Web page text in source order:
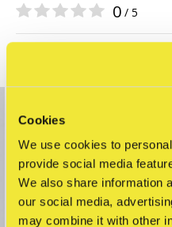
Cookies
We use cookies to
provide social media
We also share information
our social media,
may combine it with other
0 / 5